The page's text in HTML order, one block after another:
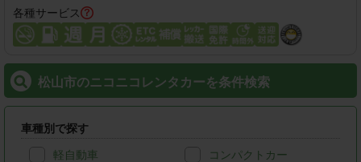
各種サービス
松山市のニコニコレンタカーを条件検索
車種別で探す
軽自動車 コンパクトカー